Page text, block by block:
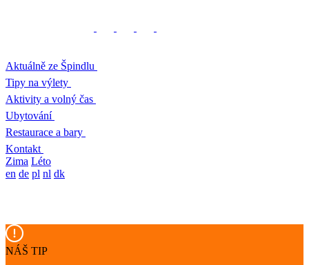
Aktuálně ze Špindlu
Tipy na výlety
Aktivity a volný čas
Ubytování
Restaurace a bary
Kontakt
Zima Léto
en de pl nl dk
NÁŠ TIP